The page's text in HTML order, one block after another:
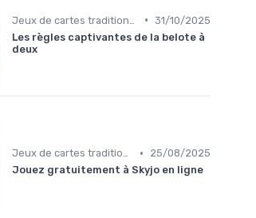
• 31/10/2025
Les règles captivantes de la belote à
deux
Jeux de cartes traditionnels •
25/08/2025
Jouez gratuitement à Skyjo en ligne